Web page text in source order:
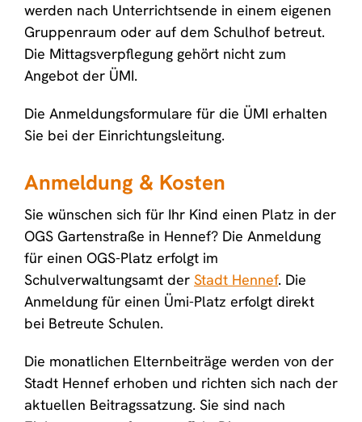
werden nach Unterrichtsende in einem eigenen
Gruppenraum oder auf dem Schulhof betreut.
Die Mittagsverpflegung gehört nicht zum
Angebot der ÜMI.
Die Anmeldungsformulare für die ÜMI erhalten
Sie bei der Einrichtungsleitung.
Anmeldung & Kosten
Sie wünschen sich für Ihr Kind einen Platz in der
OGS Gartenstraße in Hennef? Die Anmeldung
für einen OGS-Platz erfolgt im
Schulverwaltungsamt der Stadt Hennef. Die
Anmeldung für einen Ümi-Platz erfolgt direkt
bei Betreute Schulen.
Die monatlichen Elternbeiträge werden von der
Stadt Hennef erhoben und richten sich nach der
aktuellen Beitragssatzung. Sie sind nach